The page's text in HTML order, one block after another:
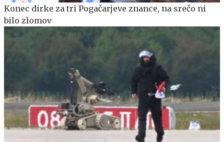
Konec dirke za tri Pogačarjeve znance, na srečo ni
bilo zlomov